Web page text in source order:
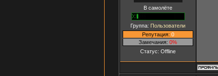
В самолёте
Группа: Пользователи
Репутация: 0
Замечания: 0%
Статус: Offline